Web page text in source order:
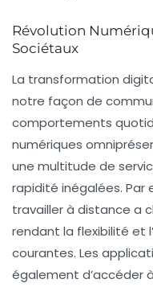
Révolution
Sociétaux
La transformation
notre façon de
comportements
numériques
une multitude de
rapidité inégalées. Par
travailler à distance a
rendant la flexibilité et
courantes. Les
également d’accéder